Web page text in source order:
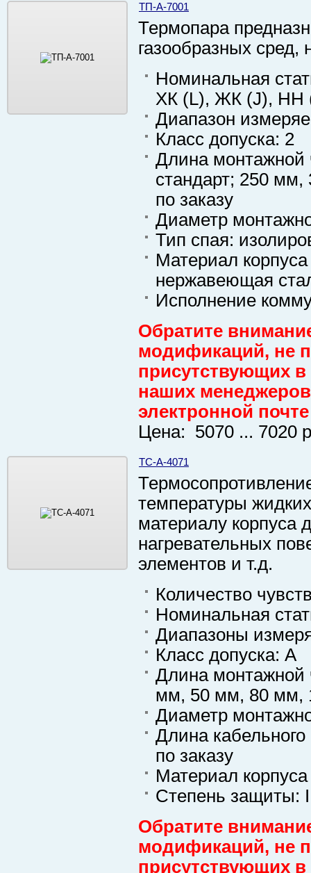
ТП-А-7001
Термопара
газообразных сред,
Номинальная
ХК (L), ЖК (J), НН
Диапазон
Класс допуска: 2
Длина
стандарт; 250
по заказу
Диаметр
Тип спая:
Материал
нержавеющая
Исполнение
Обратите
модификаций, не
присутствующих
наших менеджеров
электронной
Цена: 5070 ... 7020
ТС-А-4071
температуры
материалу корпуса
нагревательных
элементов и т.д.
Количество
Номинальная
Диапазоны
Класс допуска: A
Длина монтажной
мм, 50 мм, 80 мм,
Диаметр
Длина
по заказу
Материал
Степень защиты:
Обратите
модификаций, не
присутствующих